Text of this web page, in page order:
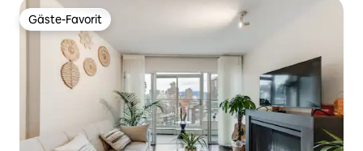
Gäste-Favorit
Gäste-Favorit